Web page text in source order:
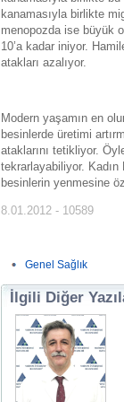
kanamasıyla birlikte
menopozda ise büyük
10’a kadar iniyor.
atakları azalıyor.
Modern yaşamın en
besinlerde üretimi
ataklarını tetikliyor.
tekrarlayabiliyor. Kadın
besinlerin yenmesine
8.01.2012 - 10589
Genel Sağlık
İlgili Diğer